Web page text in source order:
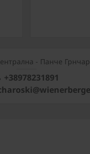
- Панче
+38978231891